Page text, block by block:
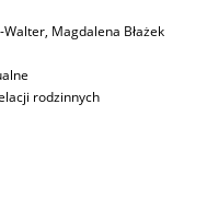
Magdalena Błażek
rodzinnych